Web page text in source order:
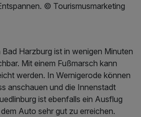
© Tourismusmarketing
Harzburg ist in wenigen Minuten
Mit einem Fußmarsch kann
werden. In Wernigerode können
anschauen und die Innenstadt
ist ebenfalls ein Ausflug
Auto sehr gut zu erreichen.